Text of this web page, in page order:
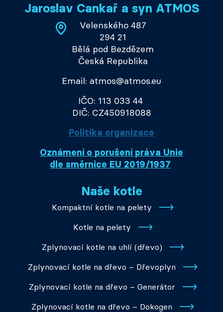
Jaroslav Cankař a syn ATMOS
Velenského 487
294 21
Bělá pod Bezdězem
Česká Republika
Email: atmos@atmos.eu
IČO: 113 033 44
DIČ: CZ450918088
Politika organizace
Oznámení o porušení práva Unie
dle směrnice EU 2019/1937
Naše kotle
Kompaktní kotle na pelety
Kotle na pelety
Zplynovací kotle na uhlí (dřevo)
Zplynovací kotle na dřevo – Dřevoplyn
Zplynovací kotle na dřevo – Generátor
Zplynovací kotle na dřevo – Dokogen